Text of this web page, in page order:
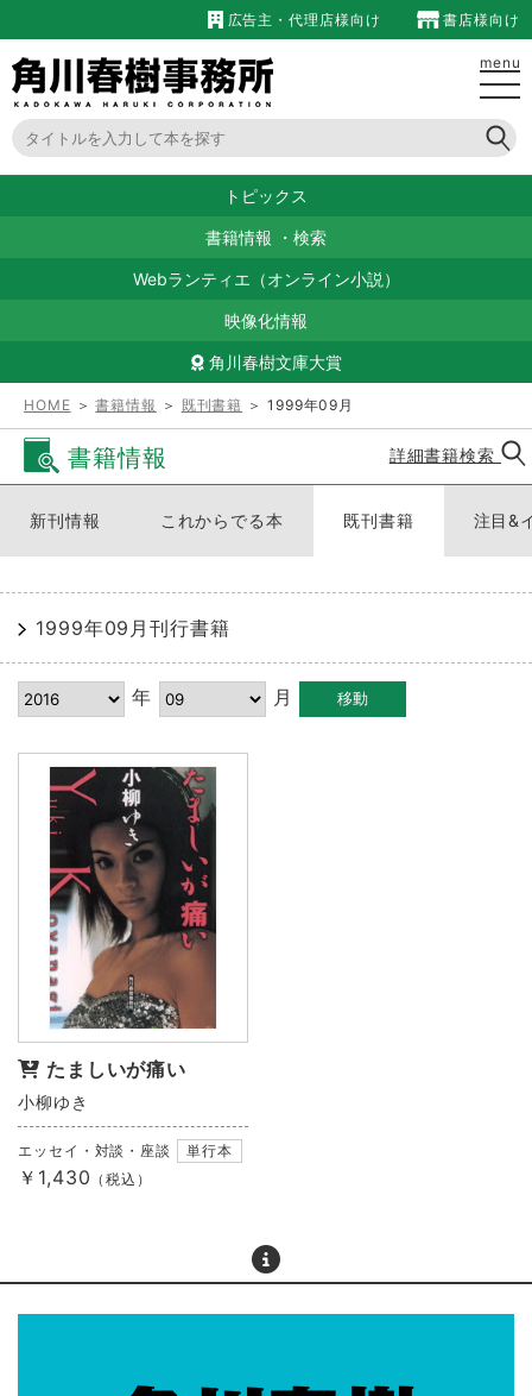
広告主・代理店様向け 書店様向け
menu
トピックス
書籍情報 ・ 検索
Webランティエ（オンライン小説）
映像化情報
角川春樹文庫大賞
HOME ＞書籍情報 ＞ 既刊書籍 ＞ 1999年09月
書籍情報 詳細書籍検索
新刊情報 これからでる本 既刊書籍 注目&
1999年09月刊行書籍
年 月
たましいが痛い
小柳ゆき
エッセイ・対談・座談 単行本
￥1,430 （税込）